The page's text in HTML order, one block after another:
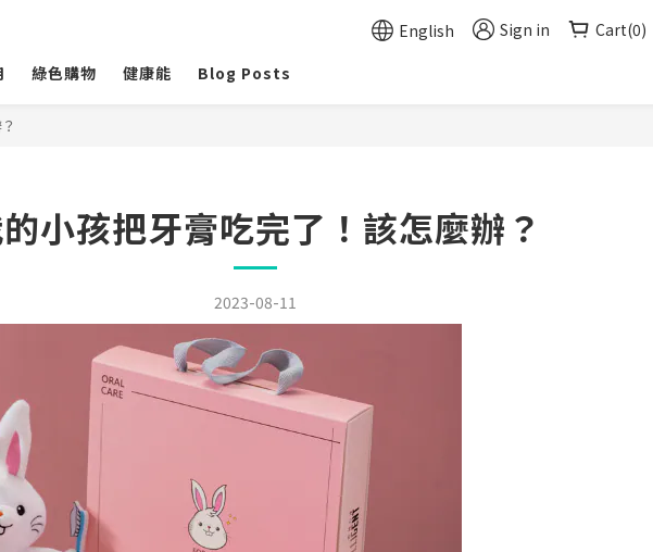
English Sign in Cart(0)
綠色購物 健康能 Blog Posts
小孩把牙膏吃完了！該怎麼辦？
2023-08-11